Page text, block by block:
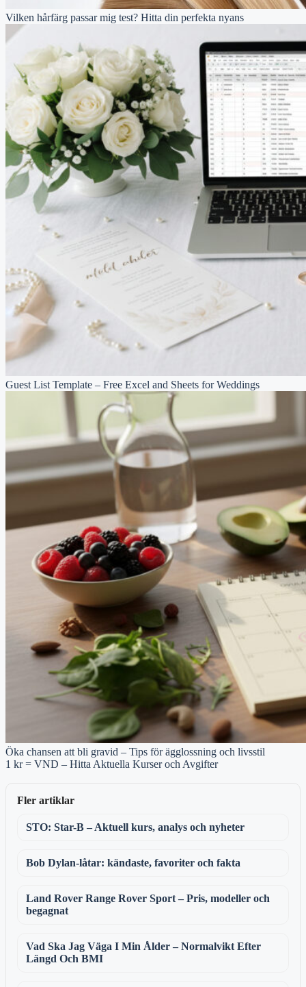
Vilken hårfärg passar mig test? Hitta din perfekta nyans
Guest List Template – Free Excel and Sheets for Weddings
Öka chansen att bli gravid – Tips för ägglossning och livsstil
1 kr = VND – Hitta Aktuella Kurser och Avgifter
Fler artiklar
STO: Star-B – Aktuell kurs, analys och nyheter
Bob Dylan-låtar: kändaste, favoriter och fakta
Land Rover Range Rover Sport – Pris, modeller och
begagnat
Vad Ska Jag Väga I Min Ålder – Normalvikt Efter
Längd Och BMI